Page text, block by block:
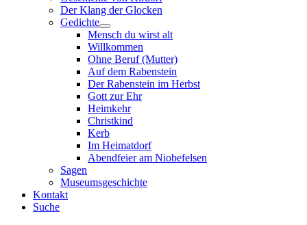
Der Klang der Glocken
Gedichte
Mensch du wirst alt
Willkommen
Ohne Beruf (Mutter)
Auf dem Rabenstein
Der Rabenstein im Herbst
Gott zur Ehr
Heimkehr
Christkind
Kerb
Im Heimatdorf
Abendfeier am Niobefelsen
Sagen
Museumsgeschichte
Kontakt
Suche